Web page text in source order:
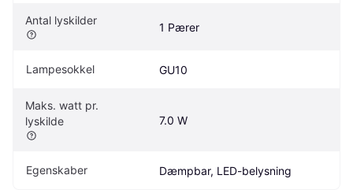
Antal lyskilder
1 Pærer
Lampesokkel GU10
Maks. watt pr.
lyskilde
7.0 W
Egenskaber Dæmpbar, LED-belysning